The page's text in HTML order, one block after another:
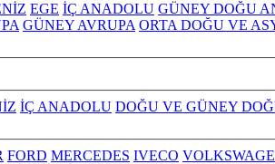
EGE İÇ ANADOLU GÜNEY DOĞU
GÜNEY AVRUPA ORTA DOĞU VE
İÇ ANADOLU DOĞU VE GÜNEY
FORD MERCEDES IVECO